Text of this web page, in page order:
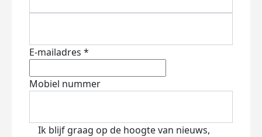
E-mailadres *
Mobiel nummer
Ik blijf graag op de hoogte van nieuws,